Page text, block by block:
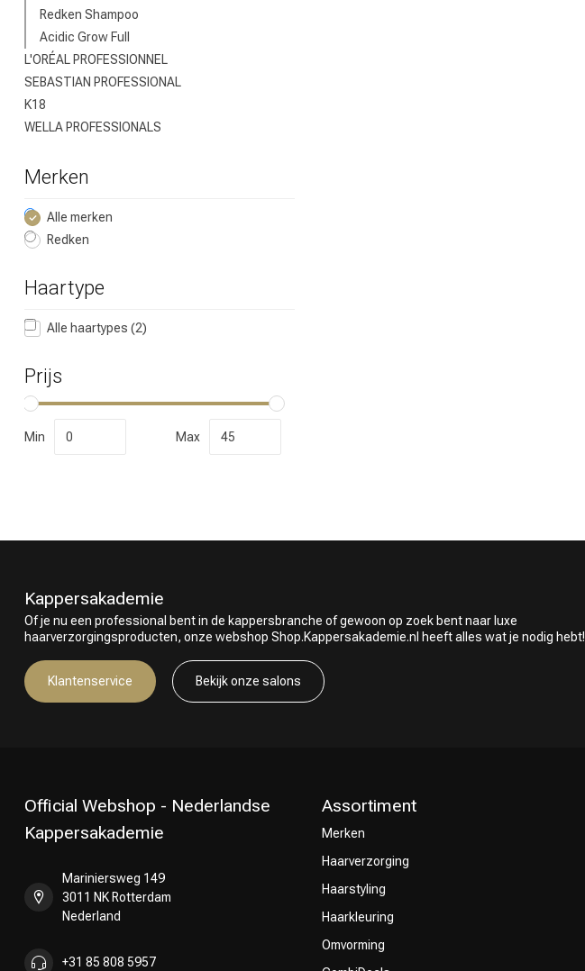
Redken Shampoo
Acidic Grow Full
L'ORÉAL PROFESSIONNEL
SEBASTIAN PROFESSIONAL
K18
WELLA PROFESSIONALS
Merken
Alle merken
Redken
Haartype
Alle haartypes (2)
Prijs
Min Max
Kappersakademie
Of je nu een professional bent in de kappersbranche of gewoon op zoek bent naar luxe
haarverzorgingsproducten, onze webshop Shop.Kappersakademie.nl heeft alles wat je nodig hebt!
Klantenservice Bekijk onze salons
Official Webshop - Nederlandse
Kappersakademie
Mariniersweg 149
3011 NK Rotterdam
Nederland
+31 85 808 5957
Assortiment
Merken
Haarverzorging
Haarstyling
Haarkleuring
Omvorming